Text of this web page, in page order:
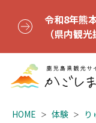
令和8年熊
（県内観
HOME 体験 り